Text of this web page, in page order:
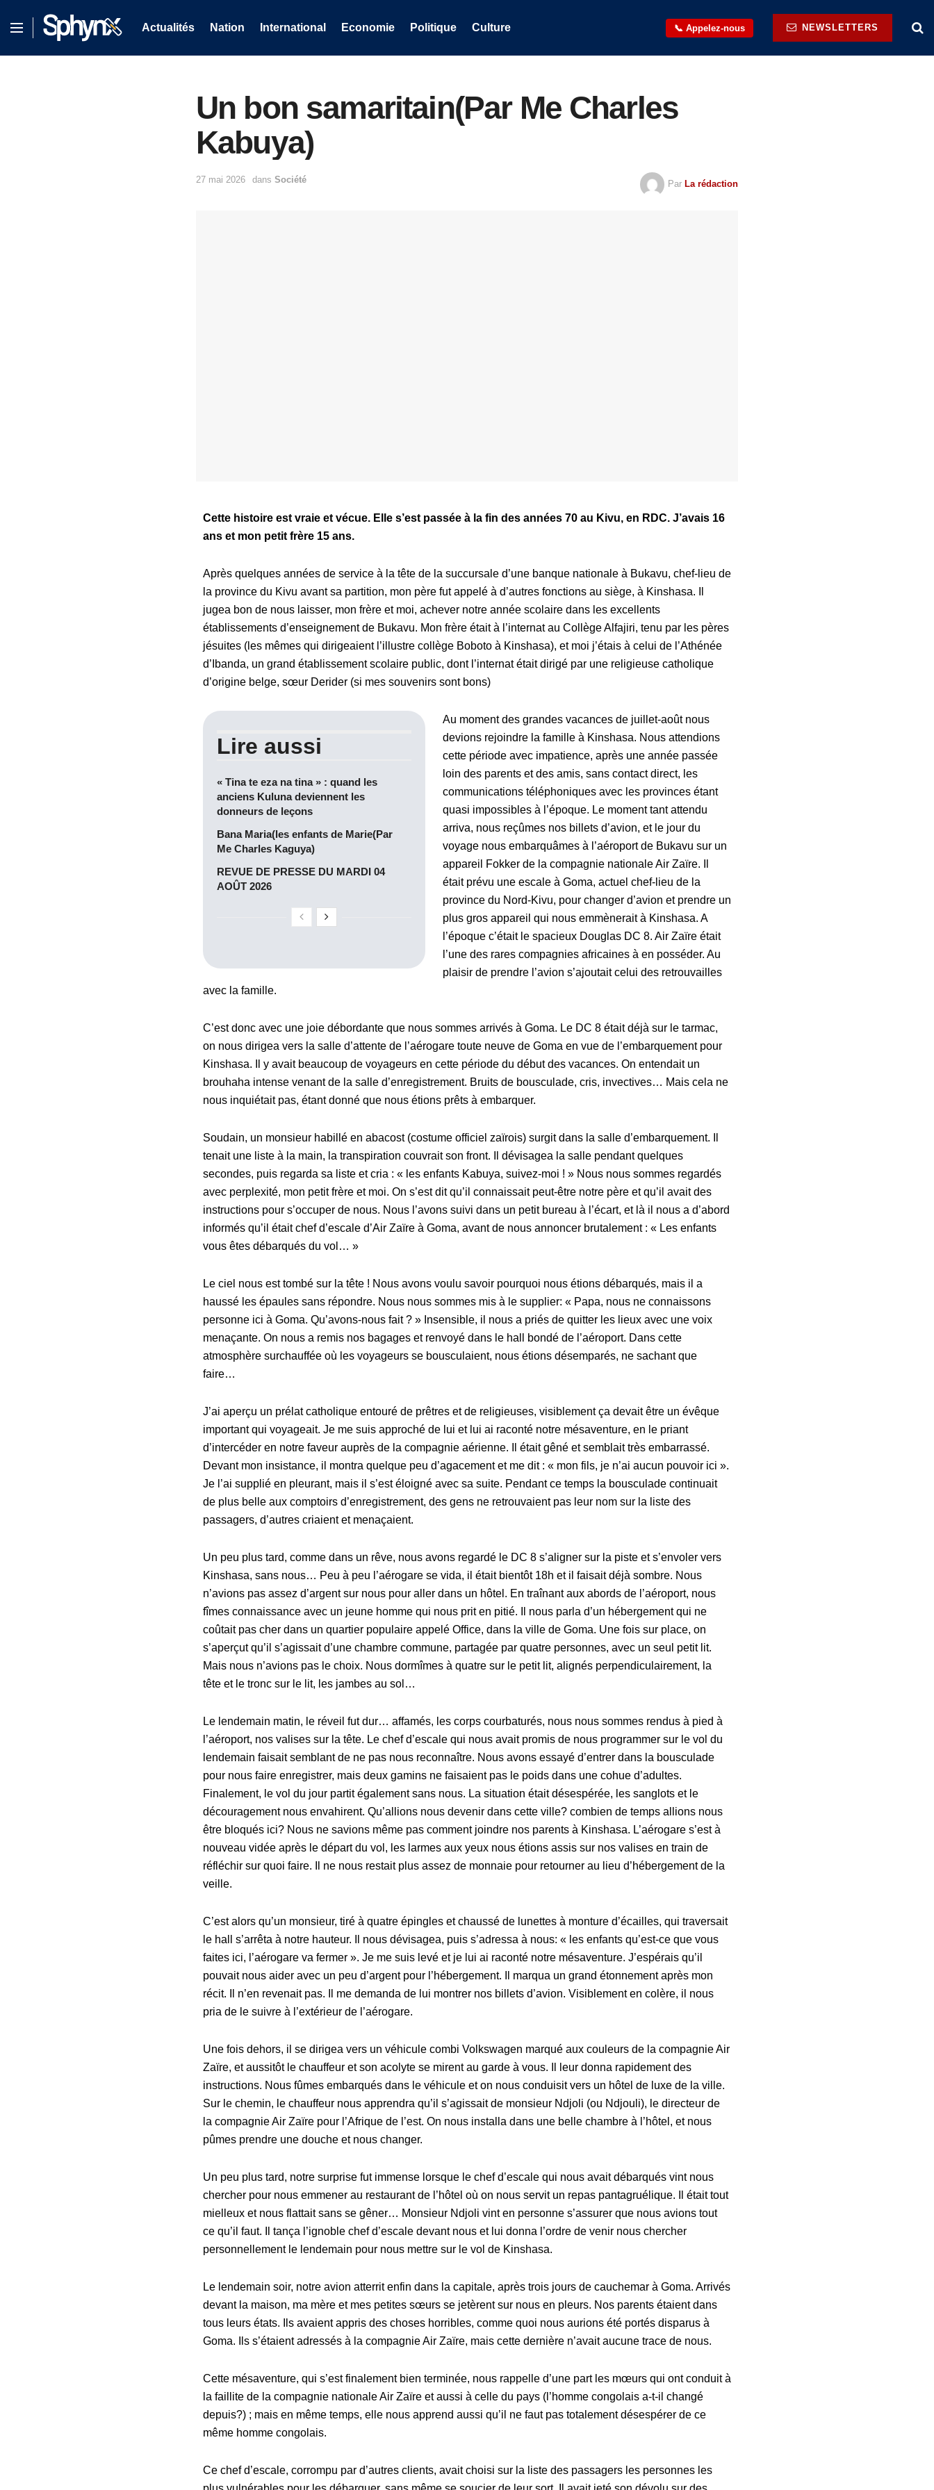
Actualités Nation International Economie Politique Culture 📞 Appelez-nous NEWSLETTERS
Un bon samaritain(Par Me Charles
Kabuya)
27 mai 2026 dans Société Par La rédaction
Cette histoire est vraie et vécue. Elle s’est passée à la fin des années 70 au Kivu, en RDC. J’avais 16
ans et mon petit frère 15 ans.
Après quelques années de service à la tête de la succursale d’une banque nationale à Bukavu, chef-lieu de
la province du Kivu avant sa partition, mon père fut appelé à d’autres fonctions au siège, à Kinshasa. Il
jugea bon de nous laisser, mon frère et moi, achever notre année scolaire dans les excellents
établissements d’enseignement de Bukavu. Mon frère était à l’internat au Collège Alfajiri, tenu par les pères
jésuites (les mêmes qui dirigeaient l’illustre collège Boboto à Kinshasa), et moi j’étais à celui de l’Athénée
d’Ibanda, un grand établissement scolaire public, dont l’internat était dirigé par une religieuse catholique
d’origine belge, sœur Derider (si mes souvenirs sont bons)
Lire aussi
« Tina te eza na tina » : quand les
anciens Kuluna deviennent les
donneurs de leçons
Bana Maria(les enfants de Marie(Par
Me Charles Kaguya)
REVUE DE PRESSE DU MARDI 04
AOÛT 2026
Au moment des grandes vacances de juillet-août nous
devions rejoindre la famille à Kinshasa. Nous attendions
cette période avec impatience, après une année passée
loin des parents et des amis, sans contact direct, les
communications téléphoniques avec les provinces étant
quasi impossibles à l’époque. Le moment tant attendu
arriva, nous reçûmes nos billets d’avion, et le jour du
voyage nous embarquâmes à l’aéroport de Bukavu sur un
appareil Fokker de la compagnie nationale Air Zaïre. Il
était prévu une escale à Goma, actuel chef-lieu de la
province du Nord-Kivu, pour changer d’avion et prendre un
plus gros appareil qui nous emmènerait à Kinshasa. A
l’époque c’était le spacieux Douglas DC 8. Air Zaïre était
l’une des rares compagnies africaines à en posséder. Au
plaisir de prendre l’avion s’ajoutait celui des retrouvailles
avec la famille.
C’est donc avec une joie débordante que nous sommes arrivés à Goma. Le DC 8 était déjà sur le tarmac,
on nous dirigea vers la salle d’attente de l’aérogare toute neuve de Goma en vue de l’embarquement pour
Kinshasa. Il y avait beaucoup de voyageurs en cette période du début des vacances. On entendait un
brouhaha intense venant de la salle d’enregistrement. Bruits de bousculade, cris, invectives… Mais cela ne
nous inquiétait pas, étant donné que nous étions prêts à embarquer.
Soudain, un monsieur habillé en abacost (costume officiel zaïrois) surgit dans la salle d’embarquement. Il
tenait une liste à la main, la transpiration couvrait son front. Il dévisagea la salle pendant quelques
secondes, puis regarda sa liste et cria : « les enfants Kabuya, suivez-moi ! » Nous nous sommes regardés
avec perplexité, mon petit frère et moi. On s’est dit qu’il connaissait peut-être notre père et qu’il avait des
instructions pour s’occuper de nous. Nous l’avons suivi dans un petit bureau à l’écart, et là il nous a d’abord
informés qu’il était chef d’escale d’Air Zaïre à Goma, avant de nous annoncer brutalement : « Les enfants
vous êtes débarqués du vol… »
Le ciel nous est tombé sur la tête ! Nous avons voulu savoir pourquoi nous étions débarqués, mais il a
haussé les épaules sans répondre. Nous nous sommes mis à le supplier: « Papa, nous ne connaissons
personne ici à Goma. Qu’avons-nous fait ? » Insensible, il nous a priés de quitter les lieux avec une voix
menaçante. On nous a remis nos bagages et renvoyé dans le hall bondé de l’aéroport. Dans cette
atmosphère surchauffée où les voyageurs se bousculaient, nous étions désemparés, ne sachant que
faire…
J’ai aperçu un prélat catholique entouré de prêtres et de religieuses, visiblement ça devait être un évêque
important qui voyageait. Je me suis approché de lui et lui ai raconté notre mésaventure, en le priant
d’intercéder en notre faveur auprès de la compagnie aérienne. Il était gêné et semblait très embarrassé.
Devant mon insistance, il montra quelque peu d’agacement et me dit : « mon fils, je n’ai aucun pouvoir ici ».
Je l’ai supplié en pleurant, mais il s’est éloigné avec sa suite. Pendant ce temps la bousculade continuait
de plus belle aux comptoirs d’enregistrement, des gens ne retrouvaient pas leur nom sur la liste des
passagers, d’autres criaient et menaçaient.
Un peu plus tard, comme dans un rêve, nous avons regardé le DC 8 s’aligner sur la piste et s’envoler vers
Kinshasa, sans nous… Peu à peu l’aérogare se vida, il était bientôt 18h et il faisait déjà sombre. Nous
n’avions pas assez d’argent sur nous pour aller dans un hôtel. En traînant aux abords de l’aéroport, nous
fîmes connaissance avec un jeune homme qui nous prit en pitié. Il nous parla d’un hébergement qui ne
coûtait pas cher dans un quartier populaire appelé Office, dans la ville de Goma. Une fois sur place, on
s’aperçut qu’il s’agissait d’une chambre commune, partagée par quatre personnes, avec un seul petit lit.
Mais nous n’avions pas le choix. Nous dormîmes à quatre sur le petit lit, alignés perpendiculairement, la
tête et le tronc sur le lit, les jambes au sol…
Le lendemain matin, le réveil fut dur… affamés, les corps courbaturés, nous nous sommes rendus à pied à
l’aéroport, nos valises sur la tête. Le chef d’escale qui nous avait promis de nous programmer sur le vol du
lendemain faisait semblant de ne pas nous reconnaître. Nous avons essayé d’entrer dans la bousculade
pour nous faire enregistrer, mais deux gamins ne faisaient pas le poids dans une cohue d’adultes.
Finalement, le vol du jour partit également sans nous. La situation était désespérée, les sanglots et le
découragement nous envahirent. Qu’allions nous devenir dans cette ville? combien de temps allions nous
être bloqués ici? Nous ne savions même pas comment joindre nos parents à Kinshasa. L’aérogare s’est à
nouveau vidée après le départ du vol, les larmes aux yeux nous étions assis sur nos valises en train de
réfléchir sur quoi faire. Il ne nous restait plus assez de monnaie pour retourner au lieu d’hébergement de la
veille.
C’est alors qu’un monsieur, tiré à quatre épingles et chaussé de lunettes à monture d’écailles, qui traversait
le hall s’arrêta à notre hauteur. Il nous dévisagea, puis s’adressa à nous: « les enfants qu’est-ce que vous
faites ici, l’aérogare va fermer ». Je me suis levé et je lui ai raconté notre mésaventure. J’espérais qu’il
pouvait nous aider avec un peu d’argent pour l’hébergement. Il marqua un grand étonnement après mon
récit. Il n’en revenait pas. Il me demanda de lui montrer nos billets d’avion. Visiblement en colère, il nous
pria de le suivre à l’extérieur de l’aérogare.
Une fois dehors, il se dirigea vers un véhicule combi Volkswagen marqué aux couleurs de la compagnie Air
Zaïre, et aussitôt le chauffeur et son acolyte se mirent au garde à vous. Il leur donna rapidement des
instructions. Nous fûmes embarqués dans le véhicule et on nous conduisit vers un hôtel de luxe de la ville.
Sur le chemin, le chauffeur nous apprendra qu’il s’agissait de monsieur Ndjoli (ou Ndjouli), le directeur de
la compagnie Air Zaïre pour l’Afrique de l’est. On nous installa dans une belle chambre à l’hôtel, et nous
pûmes prendre une douche et nous changer.
Un peu plus tard, notre surprise fut immense lorsque le chef d’escale qui nous avait débarqués vint nous
chercher pour nous emmener au restaurant de l’hôtel où on nous servit un repas pantagruélique. Il était tout
mielleux et nous flattait sans se gêner… Monsieur Ndjoli vint en personne s’assurer que nous avions tout
ce qu’il faut. Il tança l’ignoble chef d’escale devant nous et lui donna l’ordre de venir nous chercher
personnellement le lendemain pour nous mettre sur le vol de Kinshasa.
Le lendemain soir, notre avion atterrit enfin dans la capitale, après trois jours de cauchemar à Goma. Arrivés
devant la maison, ma mère et mes petites sœurs se jetèrent sur nous en pleurs. Nos parents étaient dans
tous leurs états. Ils avaient appris des choses horribles, comme quoi nous aurions été portés disparus à
Goma. Ils s’étaient adressés à la compagnie Air Zaïre, mais cette dernière n’avait aucune trace de nous.
Cette mésaventure, qui s’est finalement bien terminée, nous rappelle d’une part les mœurs qui ont conduit à
la faillite de la compagnie nationale Air Zaïre et aussi à celle du pays (l’homme congolais a-t-il changé
depuis?) ; mais en même temps, elle nous apprend aussi qu’il ne faut pas totalement désespérer de ce
même homme congolais.
Ce chef d’escale, corrompu par d’autres clients, avait choisi sur la liste des passagers les personnes les